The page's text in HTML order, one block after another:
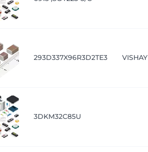
293D337X96R3D2TE3 VISHAY
3DKM32C85U